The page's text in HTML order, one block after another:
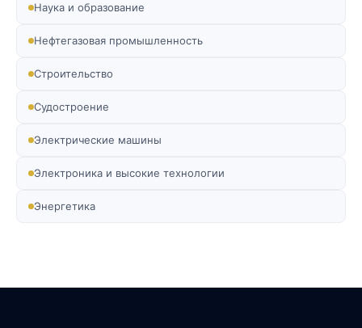
Наука и образование
Нефтегазовая промышленность
Строительство
Судостроение
Электрические машины
Электроника и высокие технологии
Энергетика